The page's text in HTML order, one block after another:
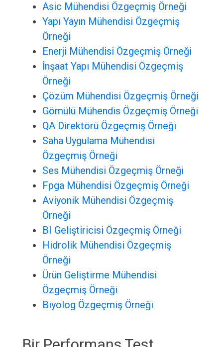
Asic Mühendisi Özgeçmiş Örneği
Yapı Yayın Mühendisi Özgeçmiş
Örneği
Enerji Mühendisi Özgeçmiş Örneği
İnşaat Yapı Mühendisi Özgeçmiş
Örneği
Çözüm Mühendisi Özgeçmiş Örneği
Gömülü Mühendis Özgeçmiş Örneği
QA Direktörü Özgeçmiş Örneği
Saha Uygulama Mühendisi
Özgeçmiş Örneği
Ses Mühendisi Özgeçmiş Örneği
Fpga Mühendisi Özgeçmiş Örneği
Aviyonik Mühendisi Özgeçmiş
Örneği
BI Geliştiricisi Özgeçmiş Örneği
Hidrolik Mühendisi Özgeçmiş
Örneği
Ürün Geliştirme Mühendisi
Özgeçmiş Örneği
Biyolog Özgeçmiş Örneği